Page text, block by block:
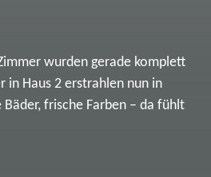
wurden gerade komplett
in Haus 2 erstrahlen nun in
frische Farben – da fühlt